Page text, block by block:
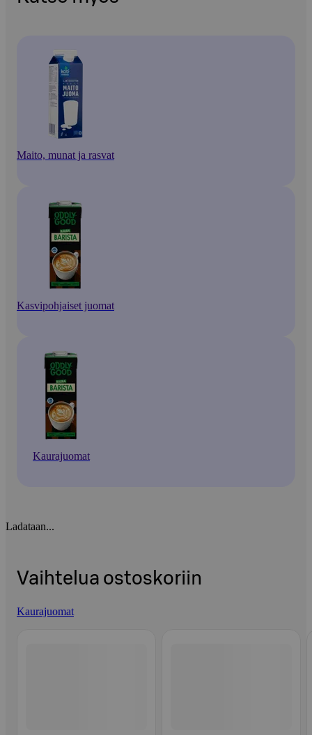
Maito, munat ja rasvat
Kasvipohjaiset juomat
Kaurajuomat
Ladataan...
Vaihtelua ostoskoriin
Kaurajuomat